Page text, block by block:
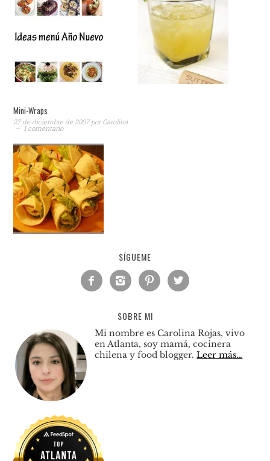
Mini-Wraps
27 de diciembre de 2007porCarolina
1 comentario
SÍGUEME
   
SOBRE MI
Mi nombre es Carolina Rojas, vivo
en Atlanta, soy mamá, cocinera
chilena y food blogger.Leer más…